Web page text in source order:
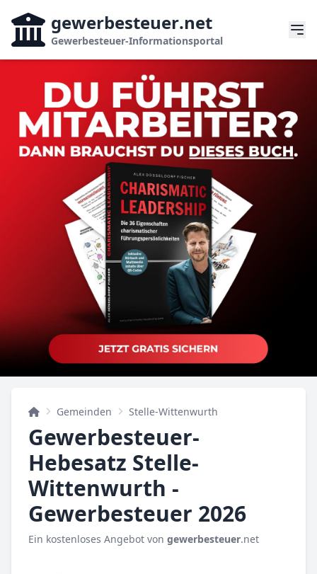
gewerbesteuer.net
Gewerbesteuer-Informationsportal
Gemeinden Stelle-Wittenwurth
Gewerbesteuer-
Hebesatz Stelle-
Wittenwurth -
Gewerbesteuer 2026
Ein kostenloses Angebot von gewerbesteuer.net